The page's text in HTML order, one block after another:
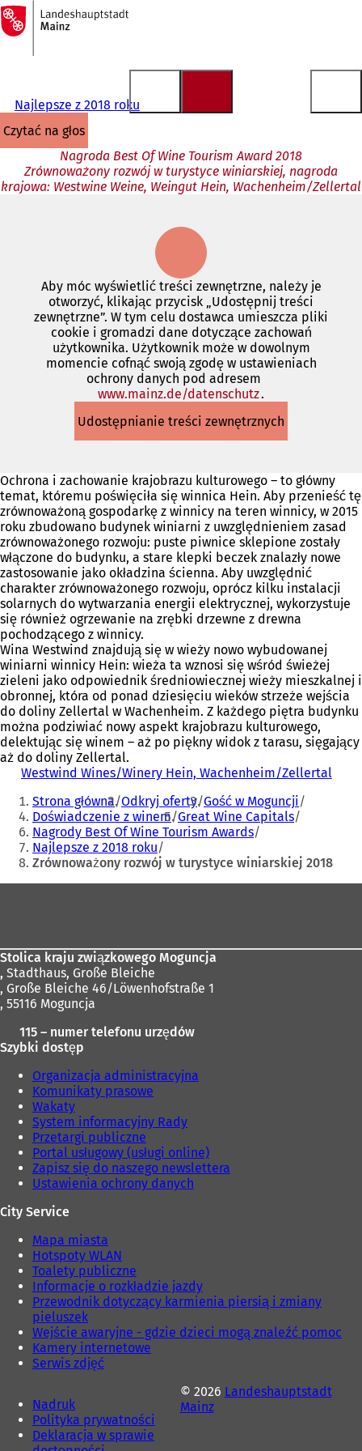
Przejdź do treści
Do
strony
głównej
Najlepsze z 2018 roku
czytać na głos
Nagroda Best Of Wine Tourism Award 2018
Zrównoważony rozwój w turystyce winiarskiej, nagroda
krajowa: Westwine Weine, Weingut Hein, Wachenheim/Zellertal
Aby móc wyświetlić treści zewnętrzne, należy je
otworzyć, klikając przycisk „Udostępnij treści
zewnętrzne”. W tym celu dostawca umieszcza pliki
cookie i gromadzi dane dotyczące zachowań
użytkownika. Użytkownik może w dowolnym
momencie cofnąć swoją zgodę w ustawieniach
ochrony danych pod adresem
www.mainz.de/datenschutz(Otwiera
w
nowej
.
Udostępnianie treści zewnętrznych
Ochrona i zachowanie krajobrazu kulturowego – to główny
temat, któremu poświęciła się winnica Hein. Aby przenieść tę
zrównoważoną gospodarkę z winnicy na teren winnicy, w 2015
roku zbudowano budynek winiarni z uwzględnieniem zasad
zrównoważonego rozwoju: puste piwnice sklepione zostały
włączone do budynku, a stare klepki beczek znalazły nowe
zastosowanie jako okładzina ścienna. Aby uwzględnić
charakter zrównoważonego rozwoju, oprócz kilku instalacji
solarnych do wytwarzania energii elektrycznej, wykorzystuje
się również ogrzewanie na zrębki drzewne z drewna
pochodzącego z winnicy.
Wina Westwind znajdują się w wieży nowo wybudowanej
winiarni winnicy Hein: wieża ta wznosi się wśród świeżej
zieleni jako odpowiednik średniowiecznej wieży mieszkalnej i
obronnej, która od ponad dziesięciu wieków strzeże wejścia
do doliny Zellertal w Wachenheim. Z każdego piętra budynku
można podziwiać nowy aspekt krajobrazu kulturowego,
delektując się winem – aż po piękny widok z tarasu, sięgający
aż do doliny Zellertal.
Westwind Wines/Winery Hein, Wachenheim/Zellertal(
r
a
Jesteś
tutaj:
Strona główna Odkryj oferty Gość w Moguncji
Doświadczenie z winem Great Wine Capitals
Nagrody Best Of Wine Tourism Awards
Najlepsze z 2018 roku
Zrównoważony rozwój w turystyce winiarskiej 2018
Stolica kraju związkowego Moguncja
, Stadthaus, Große Bleiche
, Große Bleiche 46/Löwenhofstraße 1
, 55116 Moguncja
115 – numer telefonu urzędów
Szybki dostęp
Organizacja administracyjna
Komunikaty prasowe
Wakaty
System informacyjny Rady
Przetargi publiczne
Portal usługowy (usługi online)
Zapisz się do naszego newslettera
Ustawienia ochrony danych
City Service
Mapa miasta
Hotspoty WLAN
Toalety publiczne
Informacje o rozkładzie jazdy
Przewodnik dotyczący karmienia piersią i zmiany
pieluszek
Wejście awaryjne - gdzie dzieci mogą znaleźć pomoc
Kamery internetowe
Serwis zdjęć
Nadruk
Polityka prywatności
Deklaracja w sprawie
© 2026 Landeshauptstadt
Mainz